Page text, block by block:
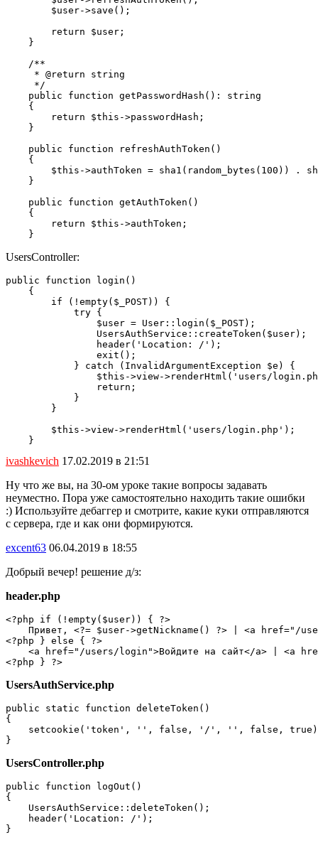
        $user->save();
        return $user;
    }
    /**
     * @return string
     */
    public function getPasswordHash(): string
    {
        return $this->passwordHash;
    }
    public function refreshAuthToken()
    {
$this->authToken = sha1(random_bytes(100)) .
    }
    public function getAuthToken()
    {
        return $this->authToken;
    }
UsersController:
public function login()
    {
        if (!empty($_POST)) {
            try {
                $user = User::login($_POST);
                UsersAuthService::createToken($user);
                header('Location: /');
                exit();
            } catch (InvalidArgumentException $e) {
$this->view->renderHtml('users/
                return;
            }
        }
        $this->view->renderHtml('users/login.php');
    }
ivashkevich 17.02.2019 в 21:51
Ну что же вы, на 30-ом уроке такие вопросы задавать
неуместно. Пора уже самостоятельно находить такие ошибки
:) Используйте дебаггер и смотрите, какие куки отправляются
с сервера, где и как они формируются.
excent63 06.04.2019 в 18:55
Добрый вечер! решение д/з:
header.php
<?php if (!empty($user)) { ?>
Привет, <?= $user->getNickname() ?> | <a href="/
<?php } else { ?>
<a href="/users/login">Войдите на сайт</a> | <a
<?php } ?>
UsersAuthService.php
public static function deleteToken()
{
setcookie('token', '', false, '/', '', false,
}
UsersController.php
public function logOut()
{
    UsersAuthService::deleteToken();
    header('Location: /');
}